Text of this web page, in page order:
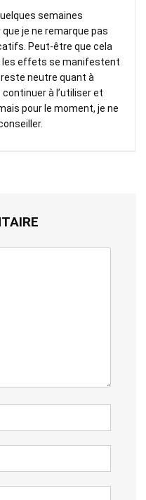
semaines
je ne remarque pas
Peut-être que cela
les effets se manifestent
neutre quant à
à l’utiliser et
pour le moment, je ne